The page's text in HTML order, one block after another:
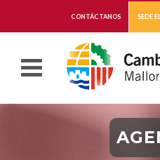
CONTÁCTANOS SEDE